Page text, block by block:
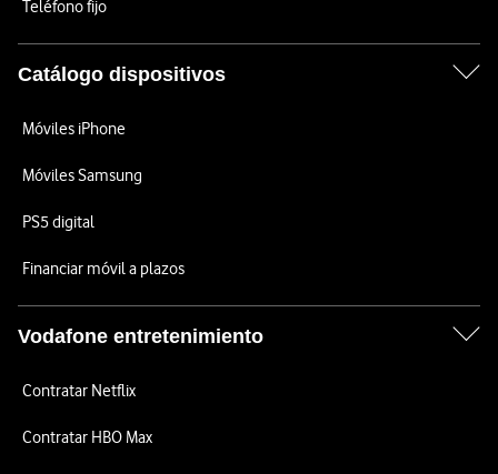
Teléfono fijo
Catálogo dispositivos
Móviles iPhone
Móviles Samsung
PS5 digital
Financiar móvil a plazos
Vodafone entretenimiento
Contratar Netflix
Contratar HBO Max